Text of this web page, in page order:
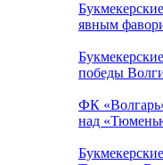
явным
победы
ФК
над